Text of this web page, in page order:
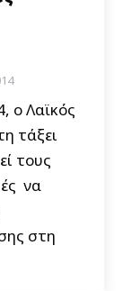
ο Λαϊκός
τάξει
τους
να
στη